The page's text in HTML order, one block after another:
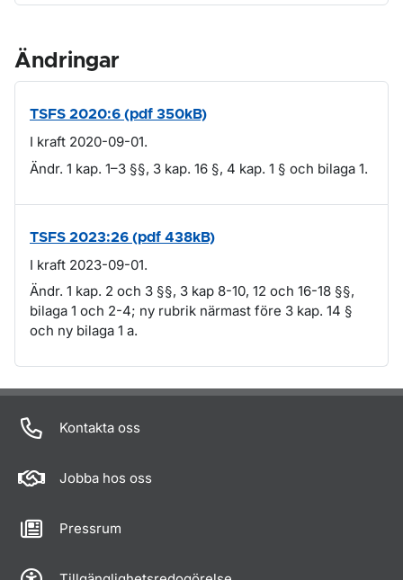
Ändringar
TSFS 2020:6 (pdf 350kB)
I kraft 2020-09-01.
Ändr. 1 kap. 1–3 §§, 3 kap. 16 §, 4 kap. 1 § och bilaga 1.
TSFS 2023:26 (pdf 438kB)
I kraft 2023-09-01.
Ändr. 1 kap. 2 och 3 §§, 3 kap 8-10, 12 och 16-18 §§,
bilaga 1 och 2-4; ny rubrik närmast före 3 kap. 14 §
och ny bilaga 1 a.
Om sidan
Kontakta oss
Jobba hos oss
Pressrum